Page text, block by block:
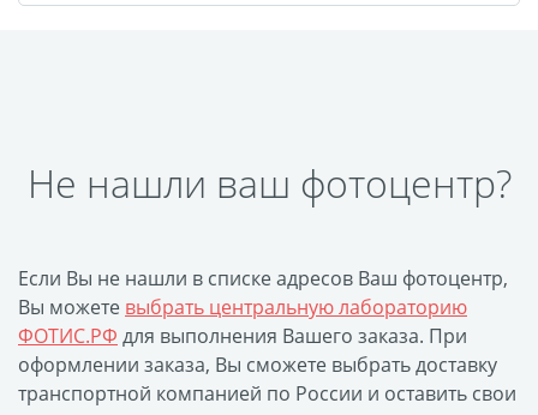
Не нашли ваш фотоцентр?
Если Вы не нашли в списке адресов Ваш фотоцентр,
Вы можете выбрать центральную лабораторию
ФОТИС.РФ для выполнения Вашего заказа. При
оформлении заказа, Вы сможете выбрать доставку
транспортной компанией по России и оставить свои